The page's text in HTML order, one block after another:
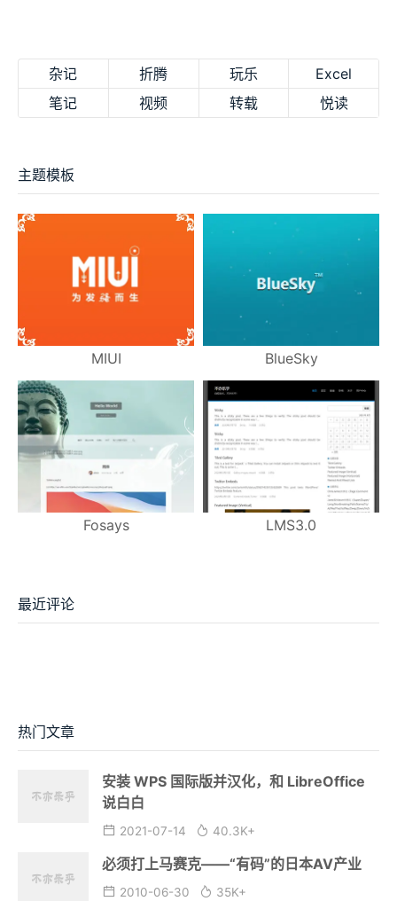
杂记 折腾 玩乐
Excel
笔记
视频 转载 悦读
主题模板
MIUI BlueSky
Fosays LMS3.0
最近评论
热门文章
安装 WPS 国际版并汉化，和 LibreOffice
说白白
2021-07-14 40.3K+
必须打上马赛克——“有码”的日本AV产业
2010-06-30 35K+